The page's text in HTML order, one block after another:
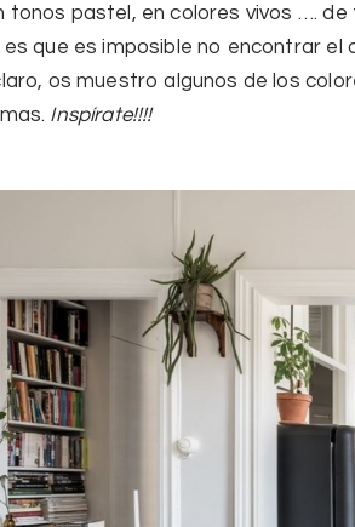
tonos pastel, en colores vivos ….
que es imposible no encontrar
os muestro algunos de los
Inspírate!!!!